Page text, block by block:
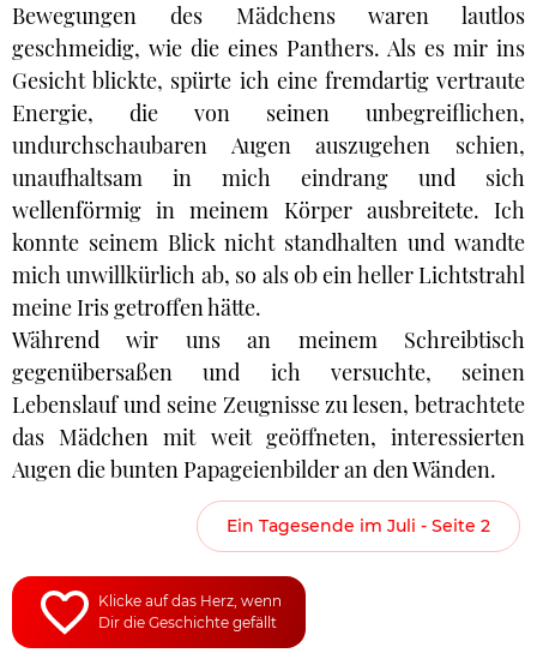
Bewegungen des Mädchens waren lautlos
geschmeidig, wie die eines Panthers. Als es mir ins
Gesicht blickte, spürte ich eine fremdartig vertraute
Energie, die von seinen unbegreiflichen,
undurchschaubaren Augen auszugehen schien,
unaufhaltsam in mich eindrang und sich
wellenförmig in meinem Körper ausbreitete. Ich
konnte seinem Blick nicht standhalten und wandte
mich unwillkürlich ab, so als ob ein heller Lichtstrahl
meine Iris getroffen hätte.
Während wir uns an meinem Schreibtisch
gegenübersaßen und ich versuchte, seinen
Lebenslauf und seine Zeugnisse zu lesen, betrachtete
das Mädchen mit weit geöffneten, interessierten
Augen die bunten Papageienbilder an den Wänden.
Ein Tagesende im Juli - Seite 2
Klicke auf das Herz, wenn
Dir die Geschichte gefällt